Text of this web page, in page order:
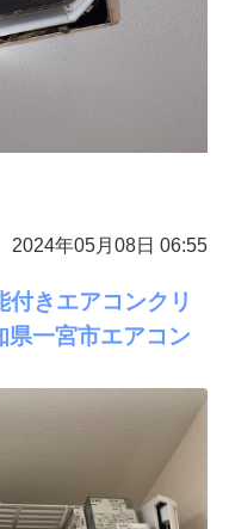
2024年05月08日 06:55
きエアコンクリ
一宮市エアコン